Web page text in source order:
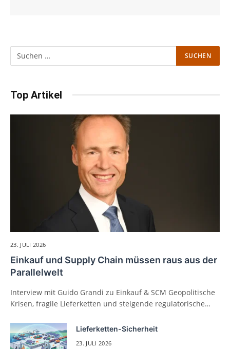
Top Artikel
23. JULI 2026
Einkauf und Supply Chain müssen raus aus der
Parallelwelt
Interview mit Guido Grandi zu Einkauf & SCM Geopolitische
Krisen, fragile Lieferketten und steigende regulatorische…
Lieferketten-Sicherheit
23. JULI 2026